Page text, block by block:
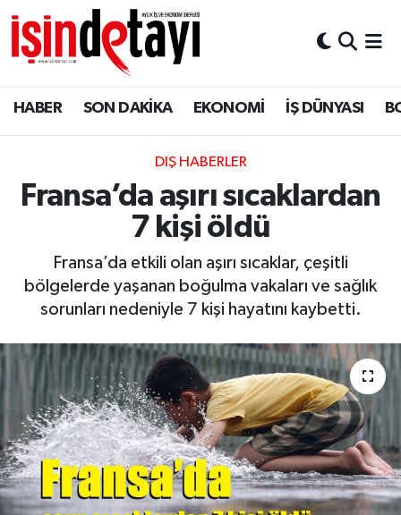
HABER SON DAKİKA EKONOMİ İŞ DÜNYASI
DIŞ HABERLER
Fransa’da aşırı sıcaklardan
7 kişi öldü
Fransa’da etkili olan aşırı sıcaklar, çeşitli
bölgelerde yaşanan boğulma vakaları ve sağlık
sorunları nedeniyle 7 kişi hayatını kaybetti.
DÜNYA
Eğitim
ENERJİ HABERİ
HABER
LOJİSTİK
MAGAZİN
OTO DETAY
SAĞLIK
Nöbetçi Eczaneler
Hava Durumu
İstanbul Namaz Vakitleri
Trafik Durumu
Tüm Manşetler
Son Dakika Haberleri
Haber Arşivi